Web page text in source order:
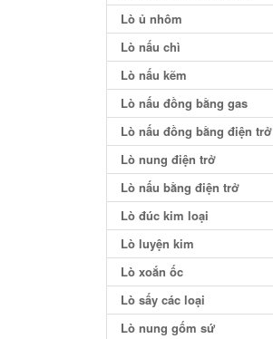
Lò ủ nhôm
Lò nấu chì
Lò nấu kẽm
Lò nấu đồng bằng gas
Lò nấu đồng bằng điện trở
Lò nung điện trở
Lò nấu bằng điện trở
Lò đúc kim loại
Lò luyện kim
Lò xoắn ốc
Lò sấy các loại
Lò nung gốm sứ